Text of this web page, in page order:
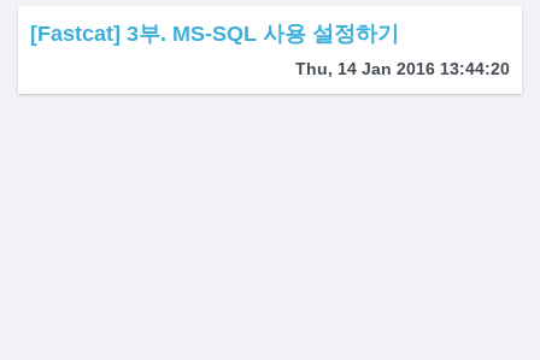
[Fastcat] 3부. MS-SQL 사용 설정하기
Thu, 14 Jan 2016 13:44:20